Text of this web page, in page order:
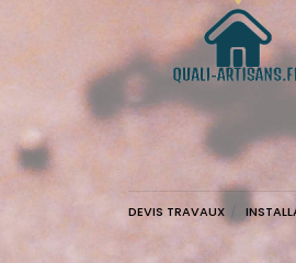
DEVIS TRAVAUX